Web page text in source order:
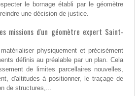
le bornage établi par le géomètre
une décision de justice.
missions d'un géomètre expert Saint-
physiquement et précisément
définis au préalable par un plan. Cela
de limites parcellaires nouvelles,
d'altitudes à positionner, le traçage de
de structures,...